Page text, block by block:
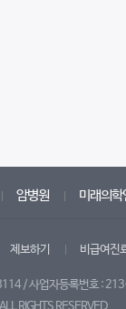
암병원 미래의학
제보하기 비급여진
/ 사업자등록번호 :